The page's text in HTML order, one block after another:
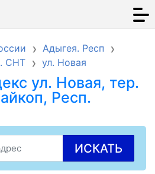
Адыгея. Респ
СНТ ул. Новая
ул. Новая, тер.
Респ.
ИСКАТЬ